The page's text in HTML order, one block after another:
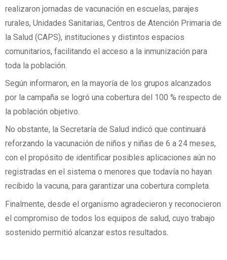
realizaron jornadas de vacunación en escuelas, parajes
rurales, Unidades Sanitarias, Centros de Atención Primaria de
la Salud (CAPS), instituciones y distintos espacios
comunitarios, facilitando el acceso a la inmunización para
toda la población.
Según informaron, en la mayoría de los grupos alcanzados
por la campaña se logró una cobertura del 100 % respecto de
la población objetivo.
No obstante, la Secretaría de Salud indicó que continuará
reforzando la vacunación de niños y niñas de 6 a 24 meses,
con el propósito de identificar posibles aplicaciones aún no
registradas en el sistema o menores que todavía no hayan
recibido la vacuna, para garantizar una cobertura completa.
Finalmente, desde el organismo agradecieron y reconocieron
el compromiso de todos los equipos de salud, cuyo trabajo
sostenido permitió alcanzar estos resultados.